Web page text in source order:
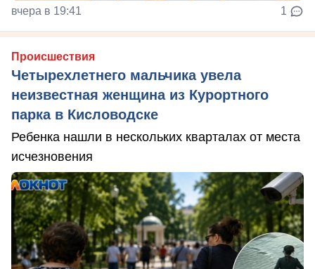
вчера в 19:41 1
Происшествия
Четырехлетнего мальчика увела
неизвестная женщина из Курортного
парка в Кисловодске
Ребенка нашли в нескольких кварталах от места
исчезновения